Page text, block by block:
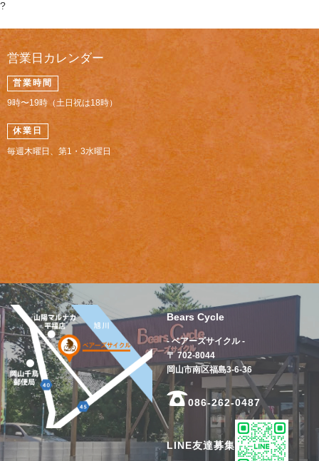
?
営業日カレンダー
営業時間
9時〜19時（土日祝は18時）
休業日
毎週木曜日、第1・3水曜日
Bears Cycle
- ベアーズサイクル -
〒 702-8044
岡山市南区福島3-6-36
086-262-0487
LINE友達募集